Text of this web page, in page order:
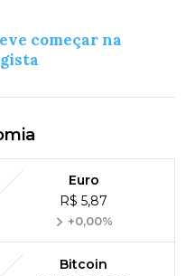
começar na
Euro
R$ 5,87
+0,00%
Bitcoin